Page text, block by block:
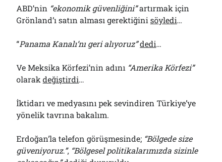
ABD’nin “ekonomik güvenliğini”artırmak için
Grönland’ı satın alması gerektiğinisöyledi…
“Panama Kanalı’nı geri alıyoruz”dedi…
Ve Meksika Körfezi’nin adını “Amerika Körfezi”
olarakdeğiştirdi…
İktidarı ve medyasını pek sevindiren Türkiye’ye
yönelik tavrına bakalım.
Erdoğan’la telefon görüşmesinde; “Bölgede size
güveniyoruz.”, “Bölgesel politikalarımızda sizinle